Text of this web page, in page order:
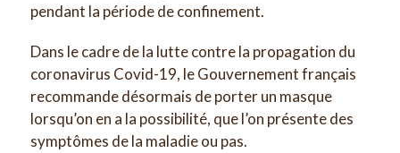
pendant la période de confinement.
Dans le cadre de la lutte contre la propagation du
coronavirus Covid-19, le Gouvernement français
recommande désormais de porter un masque
lorsqu’on en a la possibilité, que l’on présente des
symptômes de la maladie ou pas.